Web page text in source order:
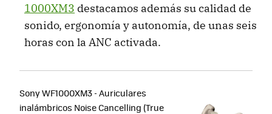
1000XM3 destacamos además su calidad de
sonido, ergonomía y autonomía, de unas seis
horas con la ANC activada.
Sony WF1000XM3 - Auriculares
inalámbricos Noise Cancelling (True